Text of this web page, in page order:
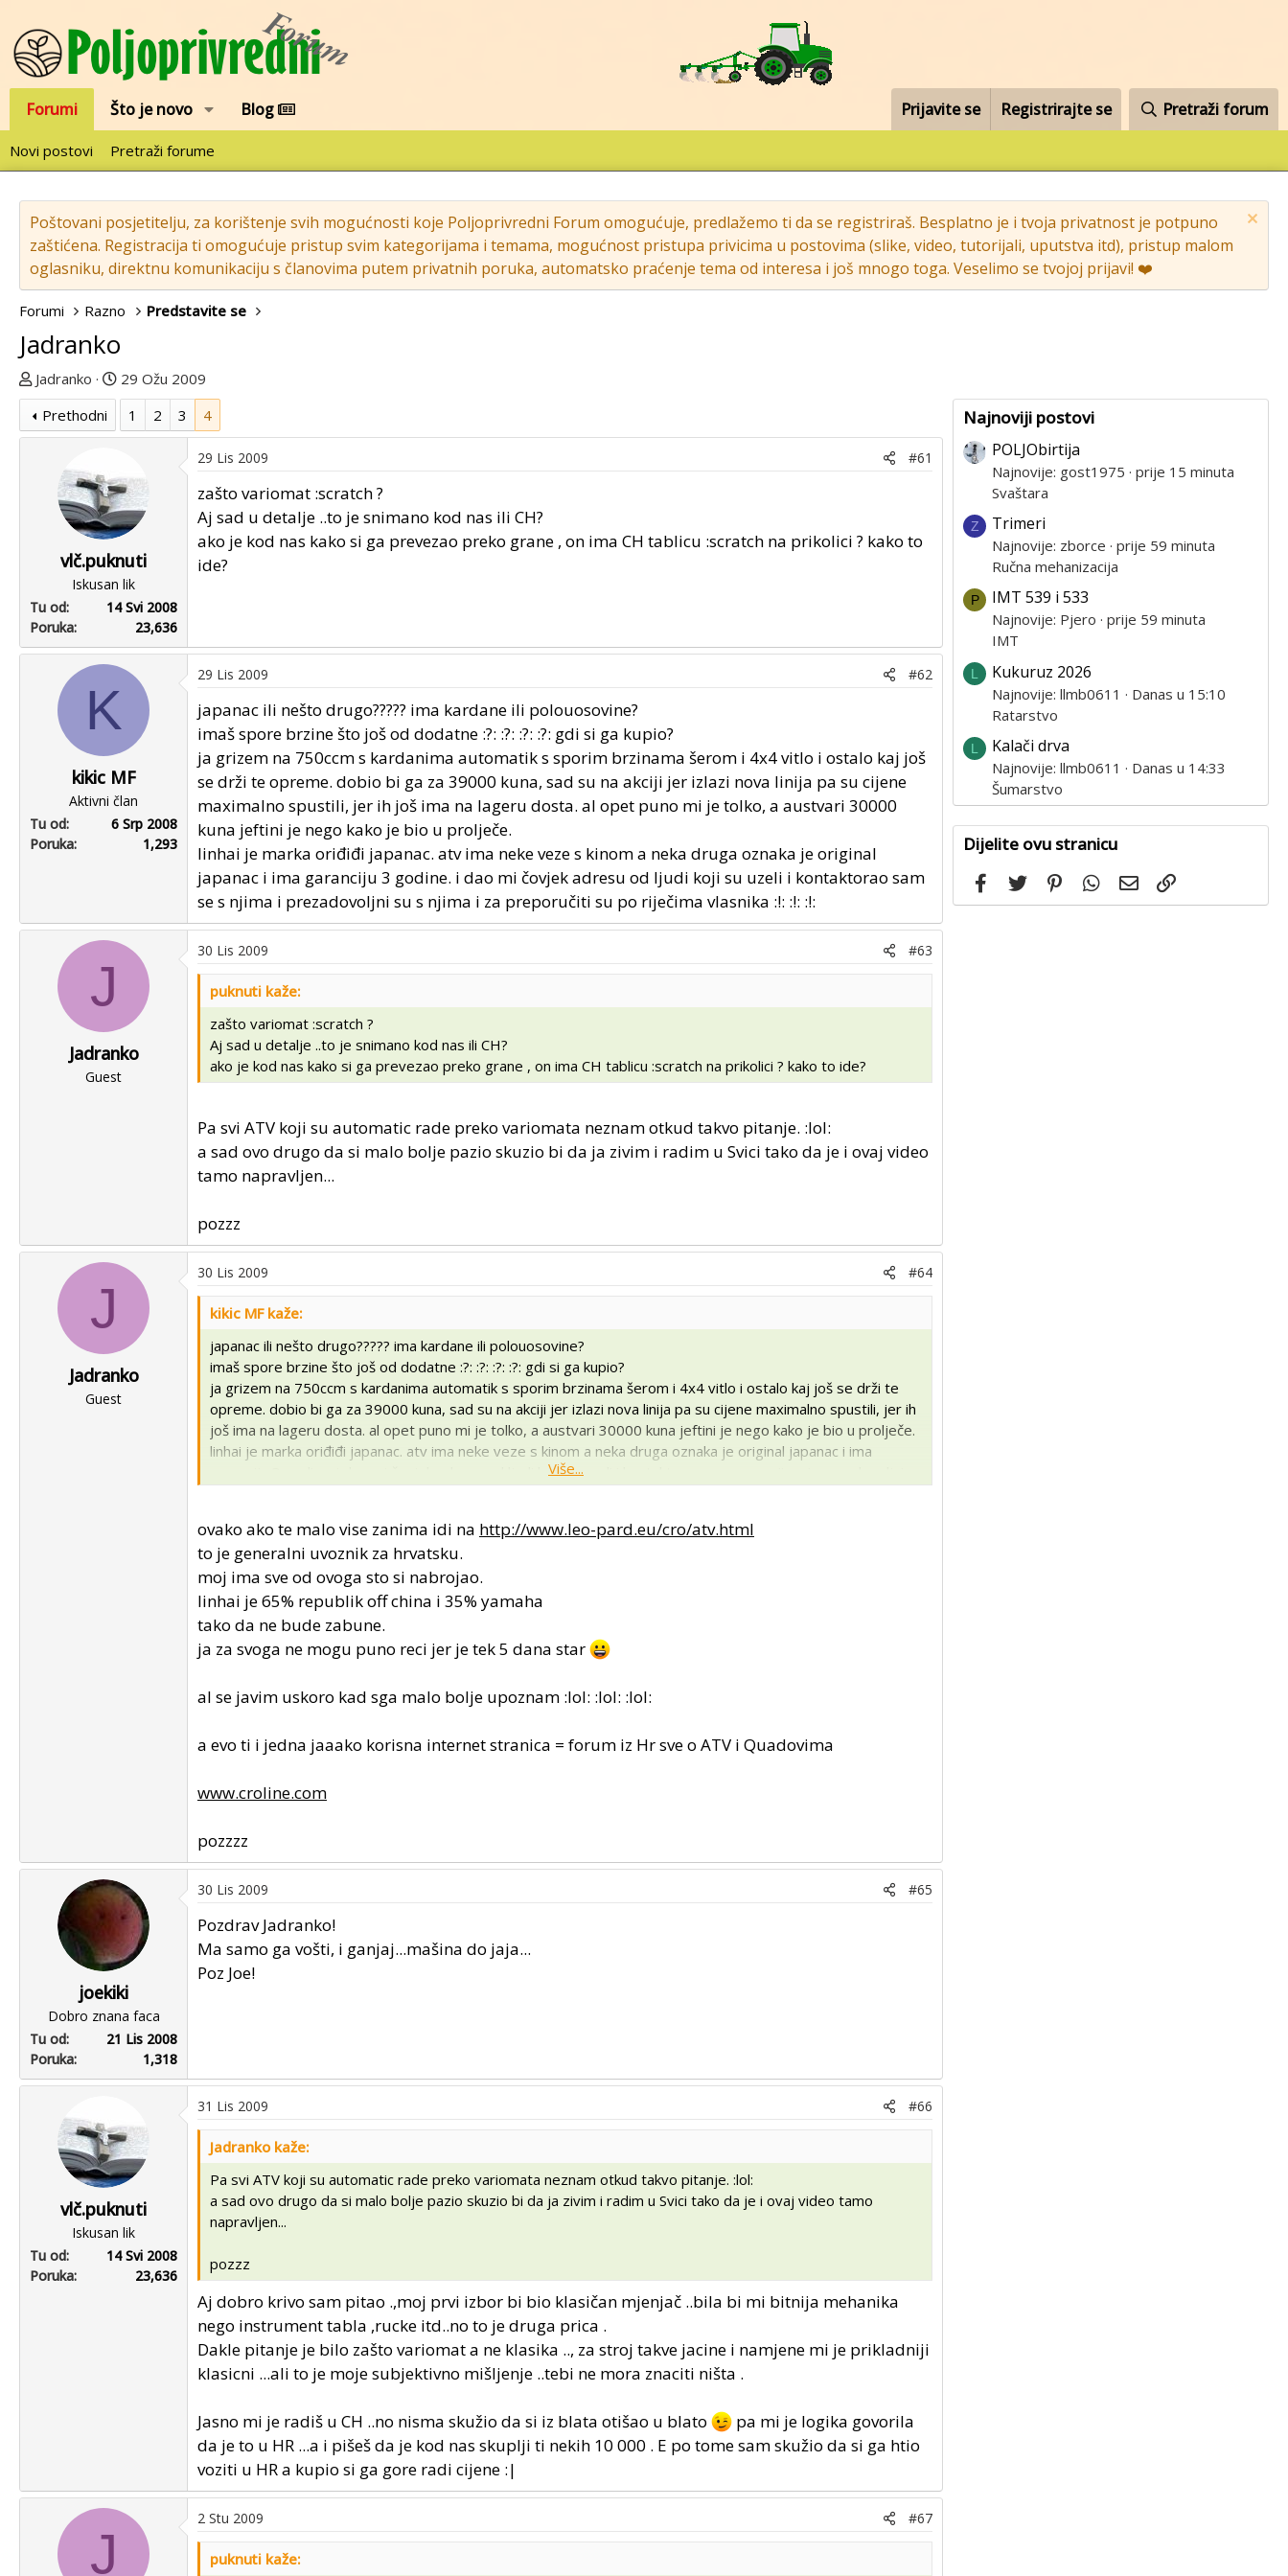
Forumi Što je novo Blog Prijavite se Registrirajte se Pretraži forum
Novi postovi Pretraži forume
Poštovani posjetitelju, za korištenje svih mogućnosti koje Poljoprivredni Forum omogućuje, predlažemo ti da se registriraš. Besplatno je i tvoja privatnost je potpuno
zaštićena. Registracija ti omogućuje pristup svim kategorijama i temama, mogućnost pristupa privicima u postovima (slike, video, tutorijali, uputstva itd), pristup malom
oglasniku, direktnu komunikaciju s članovima putem privatnih poruka, automatsko praćenje tema od interesa i još mnogo toga. Veselimo se tvojoj prijavi! ❤️
Forumi Razno Predstavite se
Jadranko
T
e
m
u
o
Jadranko
D
a
u
p
r
v
g
p
o
t
a
29 Ožu 2009
Prethodni
1 2 3 4
vlč.puknuti
Iskusan lik
Tu od
14 Svi 2008
Poruka
23,636
29 Lis 2009 #61
zašto variomat :scratch ?
Aj sad u detalje ..to je snimano kod nas ili CH?
ako je kod nas kako si ga prevezao preko grane , on ima CH tablicu :scratch na prikolici ? kako to
ide?
K
kikic MF
Aktivni član
Tu od
6 Srp 2008
Poruka
1,293
29 Lis 2009 #62
japanac ili nešto drugo????? ima kardane ili polouosovine?
imaš spore brzine što još od dodatne :?: :?: :?: :?: gdi si ga kupio?
ja grizem na 750ccm s kardanima automatik s sporim brzinama šerom i 4x4 vitlo i ostalo kaj još
se drži te opreme. dobio bi ga za 39000 kuna, sad su na akciji jer izlazi nova linija pa su cijene
maximalno spustili, jer ih još ima na lageru dosta. al opet puno mi je tolko, a austvari 30000
kuna jeftini je nego kako je bio u prolječe.
linhai je marka oriđiđi japanac. atv ima neke veze s kinom a neka druga oznaka je original
japanac i ima garanciju 3 godine. i dao mi čovjek adresu od ljudi koji su uzeli i kontaktorao sam
se s njima i prezadovoljni su s njima i za preporučiti su po riječima vlasnika :!: :!: :!:
J
Jadranko
Guest
30 Lis 2009 #63
puknuti kaže:
zašto variomat :scratch ?
Aj sad u detalje ..to je snimano kod nas ili CH?
ako je kod nas kako si ga prevezao preko grane , on ima CH tablicu :scratch na prikolici ? kako to ide?
Pa svi ATV koji su automatic rade preko variomata neznam otkud takvo pitanje. :lol:
a sad ovo drugo da si malo bolje pazio skuzio bi da ja zivim i radim u Svici tako da je i ovaj video
tamo napravljen...
pozzz
J
Jadranko
Guest
30 Lis 2009 #64
kikic MF kaže:
japanac ili nešto drugo????? ima kardane ili polouosovine?
imaš spore brzine što još od dodatne :?: :?: :?: :?: gdi si ga kupio?
ja grizem na 750ccm s kardanima automatik s sporim brzinama šerom i 4x4 vitlo i ostalo kaj još se drži te
opreme. dobio bi ga za 39000 kuna, sad su na akciji jer izlazi nova linija pa su cijene maximalno spustili, jer ih
još ima na lageru dosta. al opet puno mi je tolko, a austvari 30000 kuna jeftini je nego kako je bio u prolječe.
linhai je marka oriđiđi japanac. atv ima neke veze s kinom a neka druga oznaka je original japanac i ima
garanciju 3 godine. i dao mi čovjek adresu od ljudi koji su uzeli i kontaktorao sam se s njima i prezadovoljni
Više...
ovako ako te malo vise zanima idi na http://www.leo-pard.eu/cro/atv.html
to je generalni uvoznik za hrvatsku.
moj ima sve od ovoga sto si nabrojao.
linhai je 65% republik off china i 35% yamaha
tako da ne bude zabune.
ja za svoga ne mogu puno reci jer je tek 5 dana star
al se javim uskoro kad sga malo bolje upoznam :lol: :lol: :lol:
a evo ti i jedna jaaako korisna internet stranica = forum iz Hr sve o ATV i Quadovima
www.croline.com
pozzzz
joekiki
Dobro znana faca
Tu od
21 Lis 2008
Poruka
1,318
30 Lis 2009 #65
Pozdrav Jadranko!
Ma samo ga vošti, i ganjaj...mašina do jaja...
Poz Joe!
vlč.puknuti
Iskusan lik
Tu od
14 Svi 2008
Poruka
23,636
31 Lis 2009 #66
Jadranko kaže:
Pa svi ATV koji su automatic rade preko variomata neznam otkud takvo pitanje. :lol:
a sad ovo drugo da si malo bolje pazio skuzio bi da ja zivim i radim u Svici tako da je i ovaj video tamo
napravljen...
pozzz
Aj dobro krivo sam pitao .,moj prvi izbor bi bio klasičan mjenjač ..bila bi mi bitnija mehanika
nego instrument tabla ,rucke itd..no to je druga prica .
Dakle pitanje je bilo zašto variomat a ne klasika .., za stroj takve jacine i namjene mi je prikladniji
klasicni ...ali to je moje subjektivno mišljenje ..tebi ne mora znaciti ništa .
Jasno mi je radiš u CH ..no nisma skužio da si iz blata otišao u blato
pa mi je logika govorila
da je to u HR ...a i pišeš da je kod nas skuplji ti nekih 10 000 . E po tome sam skužio da si ga htio
voziti u HR a kupio si ga gore radi cijene :|
J
2 Stu 2009 #67
puknuti kaže:
Najnoviji postovi
POLJObirtija
Najnovije: gost1975 prije 15 minuta
Svaštara
Z Trimeri
Najnovije: zborce prije 59 minuta
Ručna mehanizacija
P IMT 539 i 533
Najnovije: Pjero prije 59 minuta
IMT
L Kukuruz 2026
Najnovije: llmb0611
Danas u 15:10
Ratarstvo
L Kalači drva
Najnovije: llmb0611
Danas u 14:33
Šumarstvo
Dijelite ovu stranicu
Facebook
Twitter PinterestWhatsApp
Email